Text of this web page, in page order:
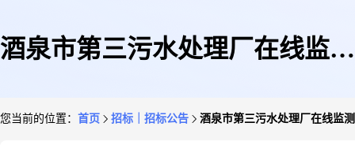
酒泉市第三污水处理厂在线监测
您当前的位置： 首页 招标｜招标公告 酒泉市第三污水处理厂在线监